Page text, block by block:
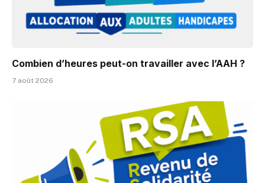
Combien d’heures peut-on travailler avec l’AAH ?
7 août 2026